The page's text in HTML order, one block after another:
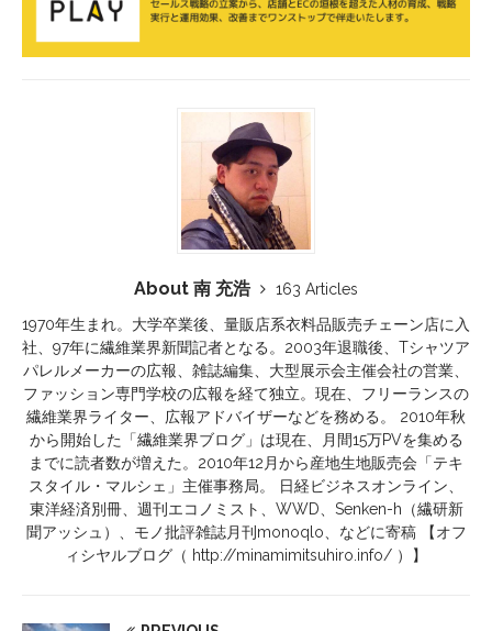
About 南 充浩
163 Articles
1970年生まれ。大学卒業後、量販店系衣料品販売チェーン店に入
社、97年に繊維業界新聞記者となる。2003年退職後、Tシャツア
パレルメーカーの広報、雑誌編集、大型展示会主催会社の営業、
ファッション専門学校の広報を経て独立。現在、フリーランスの
繊維業界ライター、広報アドバイザーなどを務める。 2010年秋
から開始した「繊維業界ブログ」は現在、月間15万PVを集める
までに読者数が増えた。2010年12月から産地生地販売会「テキ
スタイル・マルシェ」主催事務局。 日経ビジネスオンライン、
東洋経済別冊、週刊エコノミスト、WWD、Senken-h（繊研新
聞アッシュ）、モノ批評雑誌月刊monoqlo、などに寄稿 【オフ
ィシヤルブログ（ http://minamimitsuhiro.info/ ）】